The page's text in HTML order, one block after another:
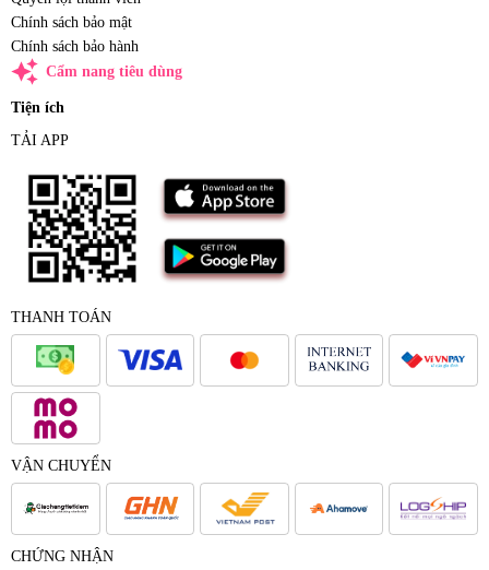
Chính sách bảo mật
Chính sách bảo hành
auto_awesome Cẩm nang tiêu dùng
Tiện ích
TẢI APP
THANH TOÁN
VẬN CHUYỂN
CHỨNG NHẬN